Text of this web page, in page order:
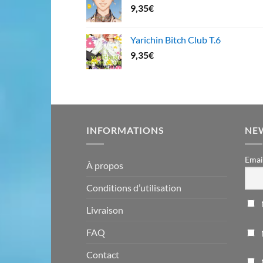
9,35€
Yarichin Bitch Club T.6
9,35€
INFORMATIONS
À propos
Conditions d’utilisation
Livraison
FAQ
Contact